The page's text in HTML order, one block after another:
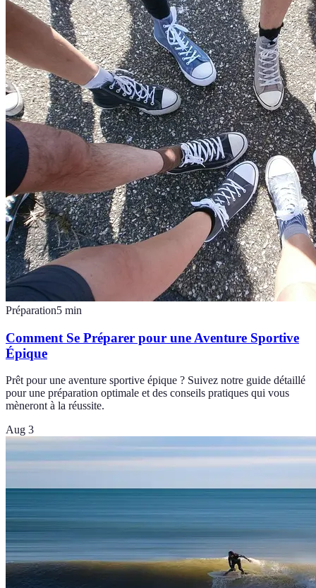
Préparation5 min
Comment Se Préparer pour une Aventure Sportive
Épique
Prêt pour une aventure sportive épique ? Suivez notre guide détaillé
pour une préparation optimale et des conseils pratiques qui vous
mèneront à la réussite.
Aug 3